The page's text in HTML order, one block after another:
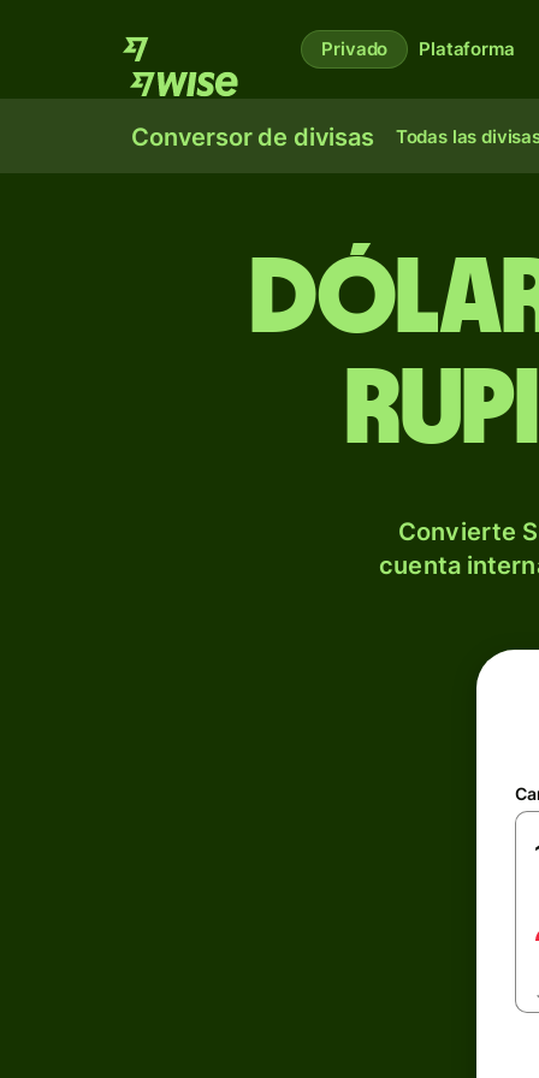
Privado Plataforma
Conversor de divisas Todas las
Convierte
cuenta